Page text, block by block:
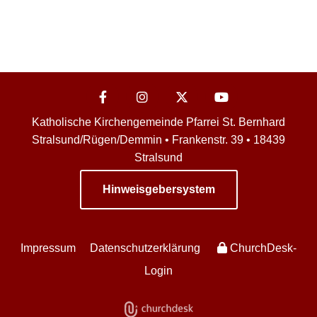
Katholische Kirchengemeinde Pfarrei St. Bernhard
Stralsund/Rügen/Demmin • Frankenstr. 39 • 18439
Stralsund
Hinweisgebersystem
Impressum Datenschutzerklärung
ChurchDesk-
Login